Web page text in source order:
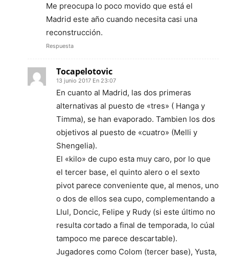
Me preocupa lo poco movido que está el
Madrid este año cuando necesita casi una
reconstrucción.
Respuesta
Tocapelotovic
13 junio 2017 En 23:07
En cuanto al Madrid, las dos primeras
alternativas al puesto de «tres» ( Hanga y
Timma), se han evaporado. Tambien los dos
objetivos al puesto de «cuatro» (Melli y
Shengelia).
El «kilo» de cupo esta muy caro, por lo que
el tercer base, el quinto alero o el sexto
pivot parece conveniente que, al menos, uno
o dos de ellos sea cupo, complementando a
Llul, Doncic, Felipe y Rudy (si este último no
resulta cortado a final de temporada, lo cúal
tampoco me parece descartable).
Jugadores como Colom (tercer base), Yusta,